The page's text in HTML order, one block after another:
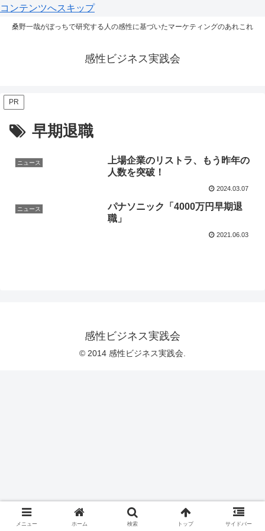
コンテンツへスキップ
桑野一哉がぼっちで研究する人の感性に基づいたマーケティングのあれこれ
感性ビジネス実践会
PR
早期退職
ニュース
上場企業のリストラ、もう昨年の
人数を突破！
2024.03.07
ニュース
パナソニック「4000万円早期退
職」
2021.06.03
感性ビジネス実践会
© 2014 感性ビジネス実践会.
メニュー ホーム 検索 トップ サイドバー